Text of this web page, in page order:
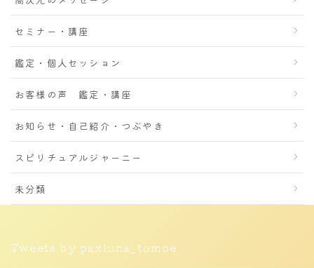
セミナー・講座
鑑定・個人セッション
お客様の声 鑑定・講座
お知らせ・自己紹介・つぶやき
スピリチュアルジャーニー
未分類
Tweets by paxluna_tomoe